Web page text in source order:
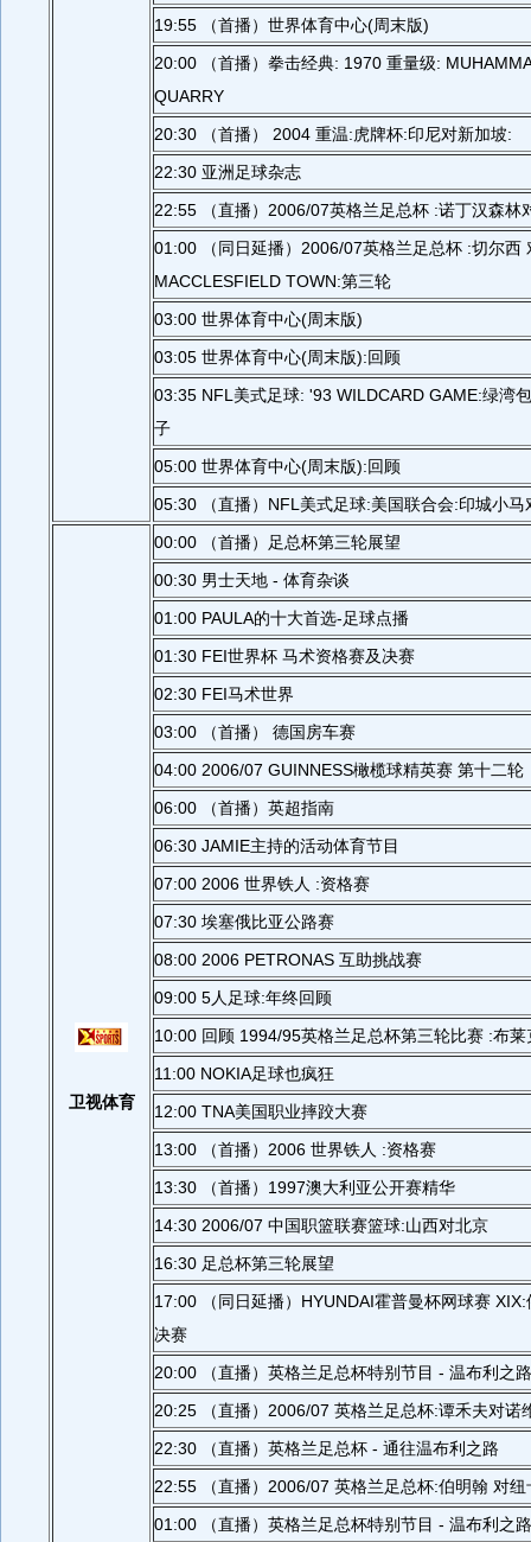
19:55 （首播）世界体育中心(周末版)
20:00 （首播）拳击经典: 1970 重量级:
QUARRY
20:30 （首播） 2004 重温:虎牌杯:印尼对新加坡:
22:30 亚洲足球杂志
22:55 （直播）2006/07英格兰足总杯 :诺丁汉森林
01:00 （同日延播）2006/07英格兰足总杯 :切尔西
MACCLESFIELD TOWN:第三轮
03:00 世界体育中心(周末版)
03:05 世界体育中心(周末版):回顾
03:35 NFL美式足球: '93 WILDCARD GAME:绿湾
子
05:00 世界体育中心(周末版):回顾
05:30 （直播）NFL美式足球:美国联合会:印城小马
卫视体育
00:00 （首播）足总杯第三轮展望
00:30 男士天地 - 体育杂谈
01:00 PAULA的十大首选-足球点播
01:30 FEI世界杯 马术资格赛及决赛
02:30 FEI马术世界
03:00 （首播） 德国房车赛
04:00 2006/07 GUINNESS橄榄球精英赛 第十二轮
06:00 （首播）英超指南
06:30 JAMIE主持的活动体育节目
07:00 2006 世界铁人 :资格赛
07:30 埃塞俄比亚公路赛
08:00 2006 PETRONAS 互助挑战赛
09:00 5人足球:年终回顾
10:00 回顾 1994/95英格兰足总杯第三轮比赛 :布
11:00 NOKIA足球也疯狂
12:00 TNA美国职业摔跤大赛
13:00 （首播）2006 世界铁人 :资格赛
13:30 （首播）1997澳大利亚公开赛精华
14:30 2006/07 中国职篮联赛篮球:山西对北京
16:30 足总杯第三轮展望
17:00 （同日延播）HYUNDAI霍普曼杯网球赛
决赛
20:00 （直播）英格兰足总杯特别节目 - 温布利之路
20:25 （直播）2006/07 英格兰足总杯:谭禾夫对诺
22:30 （直播）英格兰足总杯 - 通往温布利之路
22:55 （直播）2006/07 英格兰足总杯:伯明翰 对
01:00 （直播）英格兰足总杯特别节目 - 温布利之路